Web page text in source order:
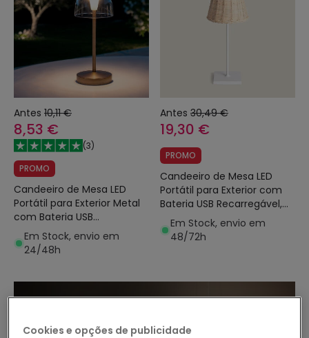
Antes 10,11 €
8,53 €
(3)
PROMO
Candeeiro de Mesa LED
Portátil para Exterior Metal
com Bateria USB
Recarregável Lendora
Em Stock, envio em
24/48h
Antes 30,49 €
19,30 €
PROMO
Candeeiro de Mesa LED
Portátil para Exterior com
Bateria USB Recarregável,
em Alumínio e Rattan
Medinilla
Em Stock, envio em
48/72h
Cookies e opções de publicidade